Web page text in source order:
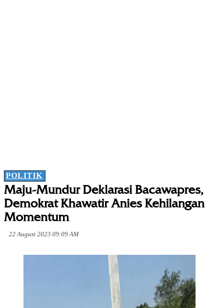
POLITIK
Maju-Mundur Deklarasi Bacawapres,
Demokrat Khawatir Anies Kehilangan
Momentum
22 August 2023 09:09 AM